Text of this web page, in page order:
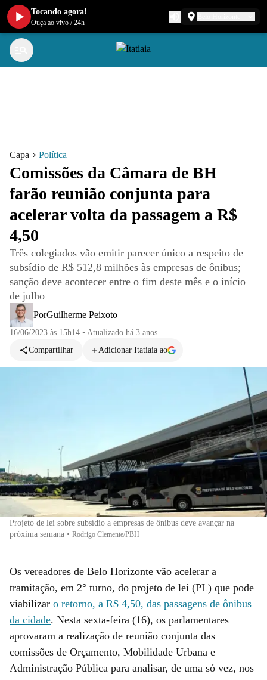
Capa Política
Comissões da Câmara de BH
farão reunião conjunta para
acelerar volta da passagem a R$
4,50
Três colegiados vão emitir parecer único a respeito de
subsídio de R$ 512,8 milhões às empresas de ônibus;
sanção deve acontecer entre o fim deste mês e o início
de julho
PorGuilherme Peixoto
16/06/2023 às 15h14 • Atualizado há 3 anos
Compartilhar
Adicionar Itatiaia ao
Projeto de lei sobre subsídio a empresas de ônibus deve avançar na
próxima semana • Rodrigo Clemente/PBH
Os vereadores de Belo Horizonte vão acelerar a
tramitação, em 2° turno, do projeto de lei (PL) que pode
viabilizar o retorno, a R$ 4,50, das passagens de ônibus
da cidade. Nesta sexta-feira (16), os parlamentares
aprovaram a realização de reunião conjunta das
comissões de Orçamento, Mobilidade Urbana e
Administração Pública para analisar, de uma só vez, nos
Tocando agora!
Ouça ao vivo /24h